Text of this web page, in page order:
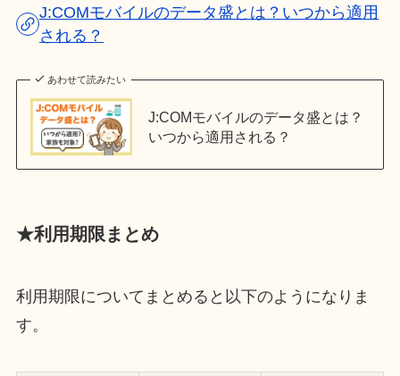
J:COMモバイルのデータ盛とは？いつから適用
される？
あわせて読みたい
J:COMモバイルのデータ盛とは？
いつから適用される？
★利用期限まとめ
利用期限についてまとめると以下のようになりま
す。